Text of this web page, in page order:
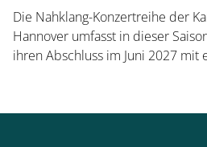
Die Nahklang-Konzertreihe der
Hannover umfasst in dieser
ihren Abschluss im Juni 2027 mit